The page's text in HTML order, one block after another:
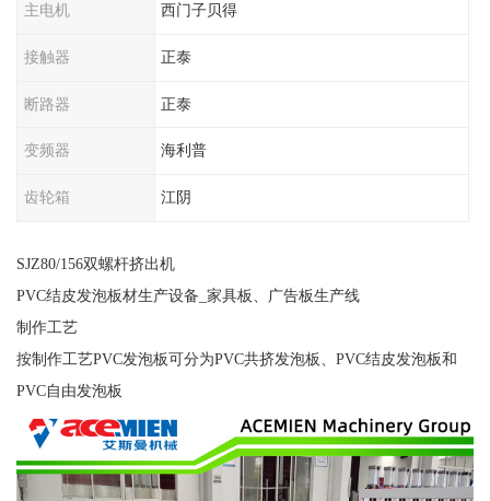
主电机 西门子贝得
接触器 正泰
断路器 正泰
变频器 海利普
齿轮箱 江阴
SJZ80/156双螺杆挤出机
PVC结皮发泡板材生产设备_家具板、广告板生产线
制作工艺
按制作工艺PVC发泡板可分为PVC共挤发泡板、PVC结皮发泡板和
PVC自由发泡板